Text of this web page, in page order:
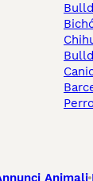
Animali